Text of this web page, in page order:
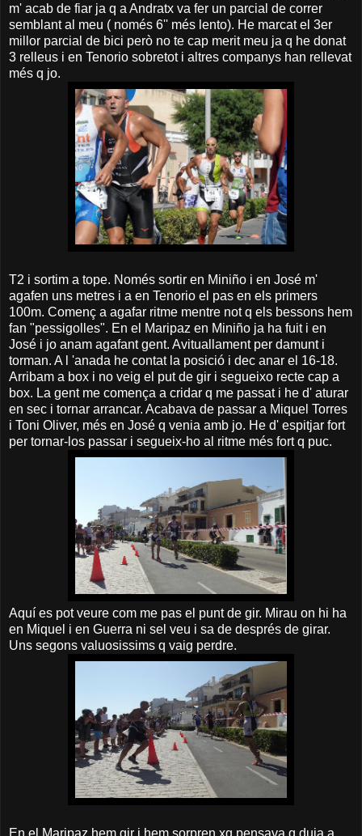
m' acab de fiar ja q a Andratx va fer un parcial de correr
semblant al meu ( només 6'' més lento). He marcat el 3er
millor parcial de bici però no te cap merit meu ja q he donat
3 relleus i en Tenorio sobretot i altres companys han rellevat
més q jo.
T2 i sortim a tope. Només sortir en Miniño i en José m'
agafen uns metres i a en Tenorio el pas en els primers
100m. Començ a agafar ritme mentre not q els bessons hem
fan "pessigolles". En el Maripaz en Miniño ja ha fuit i en
José i jo anam agafant gent. Avituallament per damunt i
torman. A l 'anada he contat la posició i dec anar el 16-18.
Arribam a box i no veig el put de gir i segueixo recte cap a
box. La gent me comença a cridar q me passat i he d' aturar
en sec i tornar arrancar. Acabava de passar a Miquel Torres
i Toni Oliver, més en José q venia amb jo. He d' espitjar fort
per tornar-los passar i segueix-ho al ritme més fort q puc.
Aquí es pot veure com me pas el punt de gir. Mirau on hi ha
en Miquel i en Guerra ni sel veu i sa de després de girar.
Uns segons valuosissims q vaig perdre.
En el Maripaz hem gir i hem sorpren xq pensava q duia a